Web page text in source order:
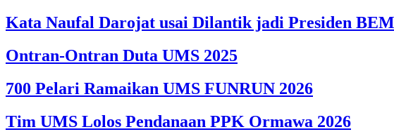
Kata Naufal Darojat usai Dilantik jadi Presiden
Ontran-Ontran Duta UMS 2025
700 Pelari Ramaikan UMS FUNRUN 2026
Tim UMS Lolos Pendanaan PPK Ormawa 2026